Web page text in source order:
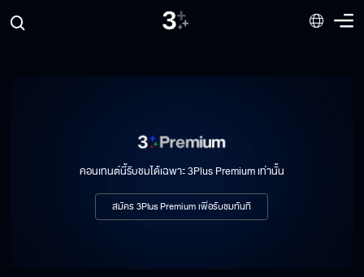
คอนเทนต์นี้รับชมได้เฉพาะ 3Plus Premium เท่านั้น
สมัคร 3Plus Premium เพื่อรับชมทันที